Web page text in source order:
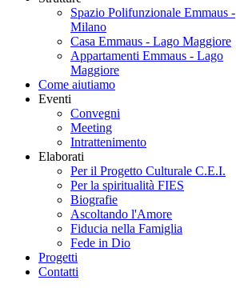
Spazio Polifunzionale Emmaus -
Milano
Casa Emmaus - Lago Maggiore
Appartamenti Emmaus - Lago
Maggiore
Come aiutiamo
Eventi
Convegni
Meeting
Intrattenimento
Elaborati
Per il Progetto Culturale C.E.I.
Per la spiritualità FIES
Biografie
Ascoltando l'Amore
Fiducia nella Famiglia
Fede in Dio
Progetti
Contatti